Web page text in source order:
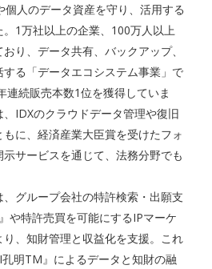
人のデータ資産を守り、活用する
1万社以上の企業、100万人以上
り、データ共有、バックアップ、
る「データエコシステム事業」で
連続販売本数1位を獲得していま
IDXのクラウドデータ管理や復旧
に、経済産業大臣賞を受けたフォ
サービスを通じて、法務分野でも
グループ会社の特許検索・出願支
や特許売買を可能にするIPマーケ
、知財管理と収益化を支援。これ
明TM』によるデータと知財の融